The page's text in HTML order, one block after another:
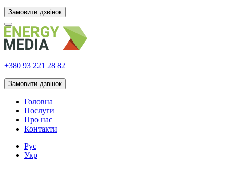
Замовити дзвінок
+380 93 221 28 82
Замовити дзвінок
Головна
Послуги
Про нас
Контакти
Рус
Укр